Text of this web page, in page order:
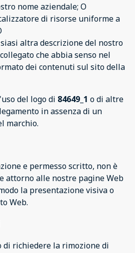
nome aziendale; O
di risorse uniforme a
altra descrizione del nostro
che abbia senso nel
dei contenuti sul sito della
del logo di 84649_1 o di altre
in assenza di un
marchio.
e permesso scritto, non è
attorno alle nostre pagine Web
la presentazione visiva o
Web.
richiedere la rimozione di